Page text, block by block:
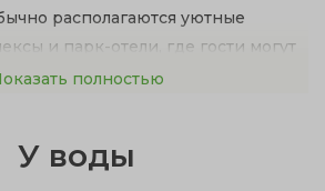
располагаются уютные
и парк-отели, где гости могут
полностью
У воды